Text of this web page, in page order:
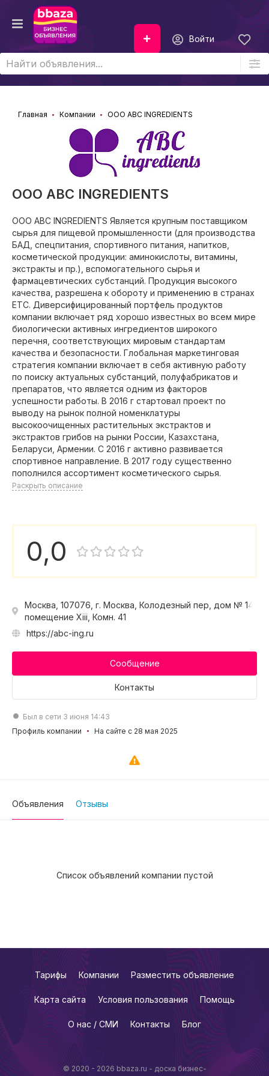
Войти
Главная Компании ООО АВС INGREDIENTS
ООО АВС INGREDIENTS
ООО АВС INGREDIENTS Является крупным поставщиком
сырья для пищевой промышленности (для производства
БАД, спецпитания, спортивного питания, напитков,
косметической продукции: аминокислоты, витамины,
экстракты и пр.), вспомогательного сырья и
фармацевтических субстанций. Продукция высокого
качества, разрешена к обороту и применению в странах
ЕТС. Диверсифицированный портфель продуктов
компании включает ряд хорошо известных во всем мире
биологически активных ингредиентов широкого
перечня, соответствующих мировым стандартам
качества и безопасности. Глобальная маркетинговая
стратегия компании включает в себя активную работу
по поиску актуальных субстанций, полуфабрикатов и
препаратов, что является одним из факторов
успешности работы. В 2016 г стартовал проект по
выводу на рынок полной номенклатуры
высокоочищенных растительных экстрактов и
экстрактов грибов на рынки России, Казахстана,
Беларуси, Армении. С 2016 г активно развивается
спортивное направление. В 2017 году существенно
пополнился ассортимент косметического сырья.
Раскрыть описание
0,0
Москва, 107076, г. Москва, Колодезный пер, дом № 14,
помещение Xiii, Комн. 41
https://abc-ing.ru
Сообщение
Контакты
Был в сети 3 июня 14:43
Профиль компании
На сайте с 28 мая 2025
Объявления Отзывы
Список объявлений компании пустой
© 2020 - 2026 bbaza.ru - доска бизнес-
Тарифы Компании Разместить объявление
Карта сайта Условия пользования Помощь
О нас / СМИ Контакты Блог